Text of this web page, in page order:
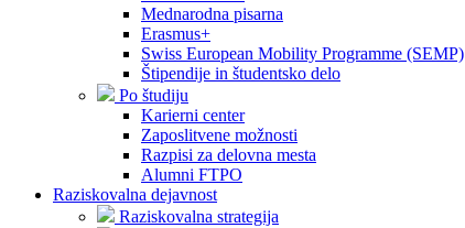
Mednarodna pisarna
Erasmus+
Swiss European Mobility Programme (SEMP)
Štipendije in študentsko delo
Po študiju
Karierni center
Zaposlitvene možnosti
Razpisi za delovna mesta
Alumni FTPO
Raziskovalna dejavnost
Raziskovalna strategija